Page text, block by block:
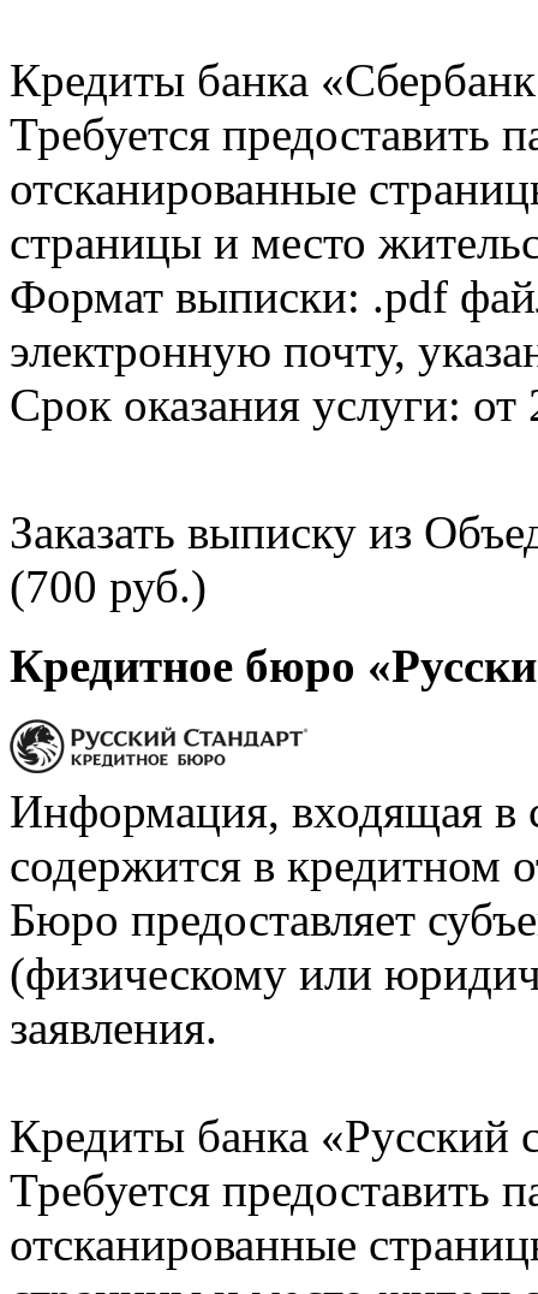
Кредиты банка
Требуется предоставить
отсканированные
страницы и место
Формат выписки: .pdf
электронную почту,
Срок оказания услуги: от
Заказать выписку из
(700 руб.)
Кредитное бюро
Информация, входящая в
содержится в кредитном
Бюро предоставляет
(физическому или
заявления.
Кредиты банка «Русский
Требуется предоставить
отсканированные